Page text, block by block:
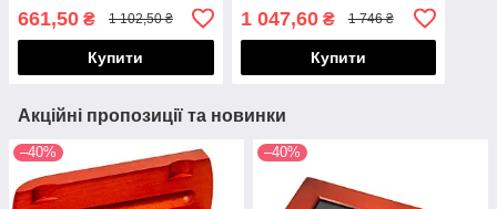
84S02
661,50 ₴ 1 102,50 ₴
Купити
1 047,60₴ 1 746 ₴
Купити
Акційні пропозиції та новинки
–40% –40%